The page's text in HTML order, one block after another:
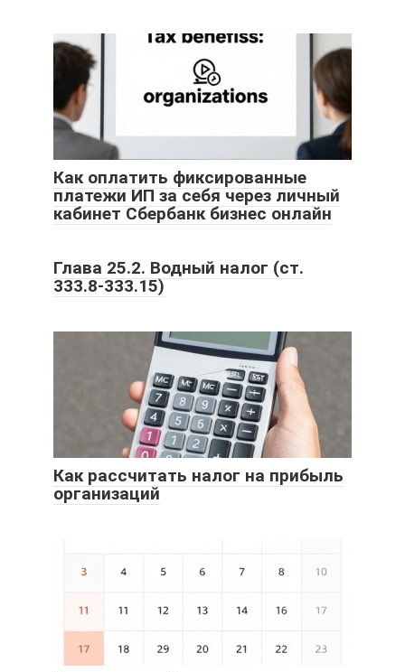
Как оплатить фиксированные
платежи ИП за себя через личный
кабинет Сбербанк бизнес онлайн
Глава 25.2. Водный налог (ст.
333.8-333.15)
Как рассчитать налог на прибыль
организаций